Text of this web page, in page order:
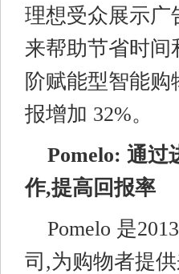
理想受众展示广
来帮助节省时间
阶赋能型智能
报增加 32%。
Pomelo: 通过
作,提高回报率
Pomelo 是
司,为购物者提